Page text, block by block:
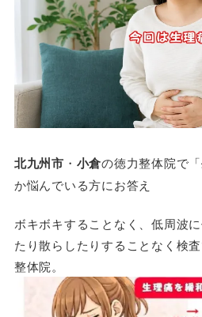
北九州市 ・ 小倉の徳力整体院で「
か悩んでいる方にお答え
ボキボキすることなく、低周波
たり散らしたりすることなく検
整体院。